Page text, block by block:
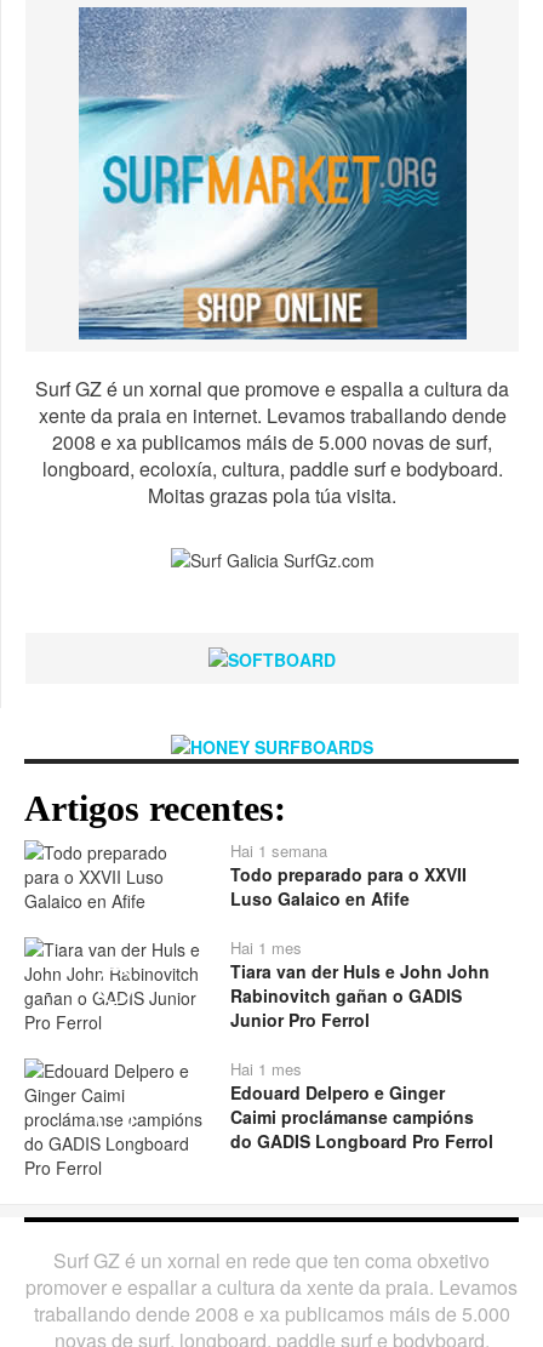
Surf GZ é un xornal que promove e espalla a cultura da
xente da praia en internet. Levamos traballando dende
2008 e xa publicamos máis de 5.000 novas de surf,
longboard, ecoloxía, cultura, paddle surf e bodyboard.
Moitas grazas pola túa visita.
Artigos recentes:
Hai 1 semana
Todo preparado para o XXVII
Luso Galaico en Afife
Hai 1 mes
Tiara van der Huls e John John
Rabinovitch gañan o GADIS
Junior Pro Ferrol
Play
Hai 1 mes
Edouard Delpero e Ginger
Caimi proclámanse campións
do GADIS Longboard Pro Ferrol
Surf GZ é un xornal en rede que ten coma obxetivo
promover e espallar a cultura da xente da praia. Levamos
traballando dende 2008 e xa publicamos máis de 5.000
novas de surf, longboard, paddle surf e bodyboard.